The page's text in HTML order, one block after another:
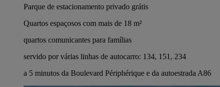
Parque de estacionamento privado grátis
Quartos espaçosos com mais de 18 m²
quartos comunicantes para famílias
servido por várias linhas de autocarro: 134, 151, 234
a 5 minutos da Boulevard Périphérique e da autoestrada A86